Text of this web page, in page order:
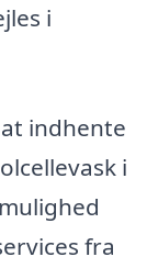
i
indhente
i
fra